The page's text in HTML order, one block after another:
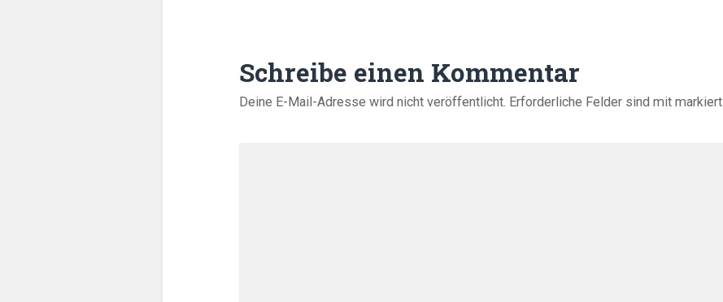
Schreibe einen Kommentar
Deine E-Mail-Adresse wird nicht veröffentlicht. Erforderliche Felder sind mitmarkiert